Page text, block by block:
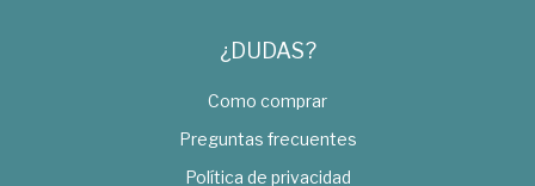
¿DUDAS?
Como comprar
Preguntas frecuentes
Política de privacidad